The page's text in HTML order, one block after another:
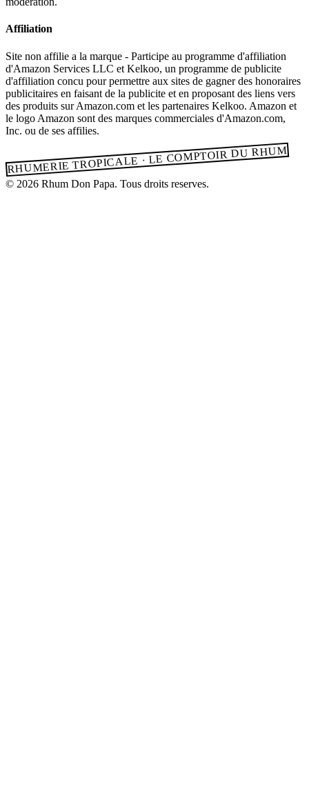
Affiliation
Site non affilie a la marque - Participe au programme d'affiliation
d'Amazon Services LLC et Kelkoo, un programme de publicite
d'affiliation concu pour permettre aux sites de gagner des honoraires
publicitaires en faisant de la publicite et en proposant des liens vers
des produits sur Amazon.com et les partenaires Kelkoo. Amazon et
le logo Amazon sont des marques commerciales d'Amazon.com,
Inc. ou de ses affilies.
RHUMERIE TROPICALE · LE COMPTOIR DU RHUM
© 2026 Rhum Don Papa. Tous droits reserves.